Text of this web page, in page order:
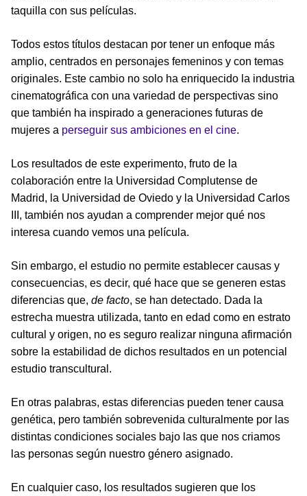
taquilla con sus películas.
Todos estos títulos destacan por tener un enfoque más
amplio, centrados en personajes femeninos y con temas
originales. Este cambio no solo ha enriquecido la industria
cinematográfica con una variedad de perspectivas sino
que también ha inspirado a generaciones futuras de
mujeres a perseguir sus ambiciones en el cine.
Los resultados de este experimento, fruto de la
colaboración entre la Universidad Complutense de
Madrid, la Universidad de Oviedo y la Universidad Carlos
III, también nos ayudan a comprender mejor qué nos
interesa cuando vemos una película.
Sin embargo, el estudio no permite establecer causas y
consecuencias, es decir, qué hace que se generen estas
diferencias que, de facto, se han detectado. Dada la
estrecha muestra utilizada, tanto en edad como en estrato
cultural y origen, no es seguro realizar ninguna afirmación
sobre la estabilidad de dichos resultados en un potencial
estudio transcultural.
En otras palabras, estas diferencias pueden tener causa
genética, pero también sobrevenida culturalmente por las
distintas condiciones sociales bajo las que nos criamos
las personas según nuestro género asignado.
En cualquier caso, los resultados sugieren que los